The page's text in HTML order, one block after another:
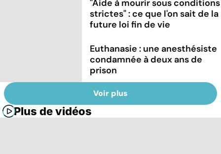
"Aide à mourir sous conditions
strictes" : ce que l'on sait de la
future loi fin de vie
Euthanasie : une anesthésiste
condamnée à deux ans de
prison
Voir plus
Plus de vidéos